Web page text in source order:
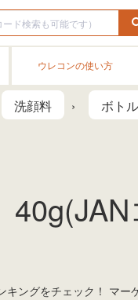
ウレコンの使い方
洗顔料 ボト
ングをチェック！ マ